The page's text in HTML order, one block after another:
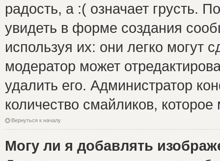
радость, а :( означает грусть.
увидеть в форме создания
используя их: они легко могут
модератор может
удалить его. Администратор
количество смайликов,
Вернуться к началу
Могу ли я добавлять